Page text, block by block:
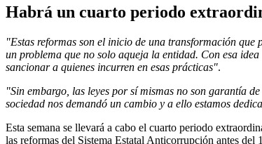
Habrá un cuarto periodo
"Estas reformas son el inicio de una transformación que
un problema que no solo aqueja la entidad. Con esa
sancionar a quienes incurren en esas prácticas".
"Sin embargo, las leyes por sí mismas no son garantía
sociedad nos demandó un cambio y a ello estamos
Esta semana se llevará a cabo el cuarto periodo
las reformas del Sistema Estatal Anticorrupción antes del